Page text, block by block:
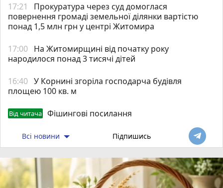
17:21
Прокуратура через суд домоглася
повернення громаді земельної ділянки вартістю
понад 1,5 млн грн у центрі Житомира
17:00 На Житомирщині від початку року
народилося понад 3 тисячі дітей
16:40 У Корнині згоріла господарча будівля
площею 100 кв. м
Від читача Фішингові посилання
Всі новини Підпишись